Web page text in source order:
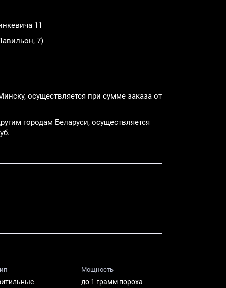
осуществляется при сумме заказа от
городам Беларуси, осуществляется
11
7)
Мощность
до 1 грамм пороха